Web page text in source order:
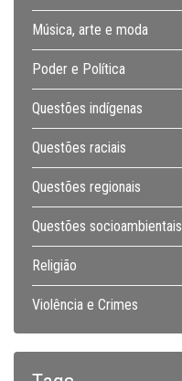
Música, arte e moda
Poder e Política
Questões indígenas
Questões raciais
Questões regionais
Questões socioambientais
Religião
Violência e Crimes